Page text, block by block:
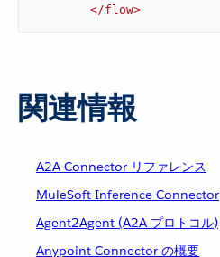
</flow>
関連情報
A2A Connector リファレンス
MuleSoft Inference Connector
Agent2Agent (A2A プロトコル)
Anypoint Connector の概要